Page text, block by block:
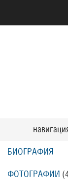
БИОГРАФИЯ
ФОТОГРАФИИ